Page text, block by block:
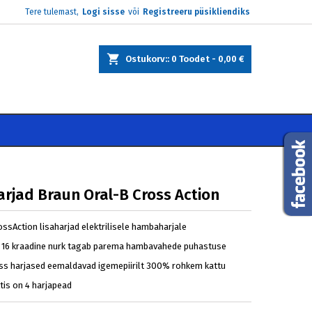
Tere tulemast, Logi sisse või Registreeru püsikliendiks
Ostukorv: 0 Toodet - 0,00 €
Braun Oral-B Cross Action
lisaharjad elektrilisele hambaharjale
16 kraadine nurk tagab parema hambavahede puhastuse
harjased eemaldavad igemepiirilt 300% rohkem kattu
on 4 harjapead